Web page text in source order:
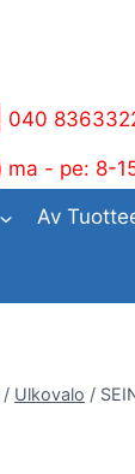
040
ma - pe: 8-
Av
/ Ulkovalo /